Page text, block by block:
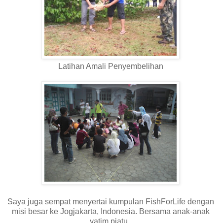
Latihan Amali Penyembelihan
Saya juga sempat menyertai kumpulan FishForLife dengan
misi besar ke Jogjakarta, Indonesia. Bersama anak-anak
yatim piatu.